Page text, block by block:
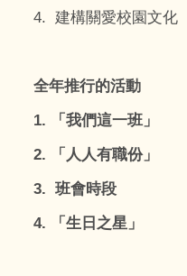
4. 建構關愛校園文化
全年推行的活動
1.
「我們這一班」
2. 「人人有職份」
3. 班會時段
4. 「生日之星」